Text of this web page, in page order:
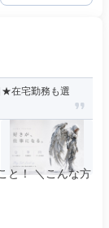
★在宅勤務も選
と！ ＼こんな方